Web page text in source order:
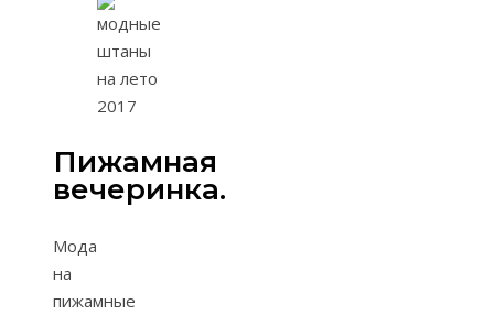
Пижамная
вечеринка.
Мода
на
пижамные